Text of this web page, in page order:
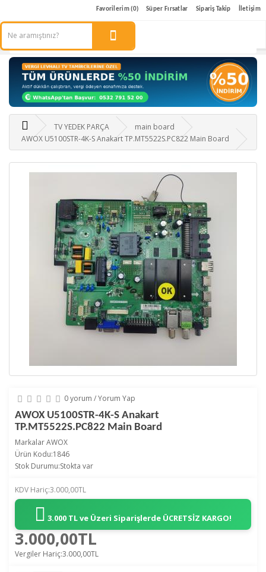
Favorilerim (0) Süper Fırsatlar Sipariş Takip İletişim
TV YEDEK PARÇA
main board
AWOX U5100STR-4K-S Anakart TP.MT5522S.PC822 Main Board
0 yorum /Yorum Yap
AWOX U5100STR-4K-S Anakart
TP.MT5522S.PC822 Main Board
MarkalarAWOX
Ürün Kodu:1846
Stok Durumu:Stokta var
KDV Hariç:3.000,00TL
3.000 TL ve Üzeri Siparişlerde ÜCRETSİZ KARGO!
3.000,00TL
Vergiler Hariç:3.000,00TL